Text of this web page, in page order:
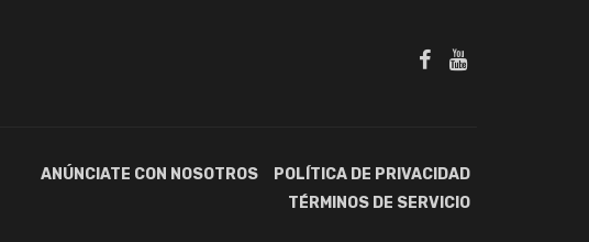
ANÚNCIATE CON NOSOTROS
POLÍTICA DE PRIVACIDAD
TÉRMINOS DE SERVICIO